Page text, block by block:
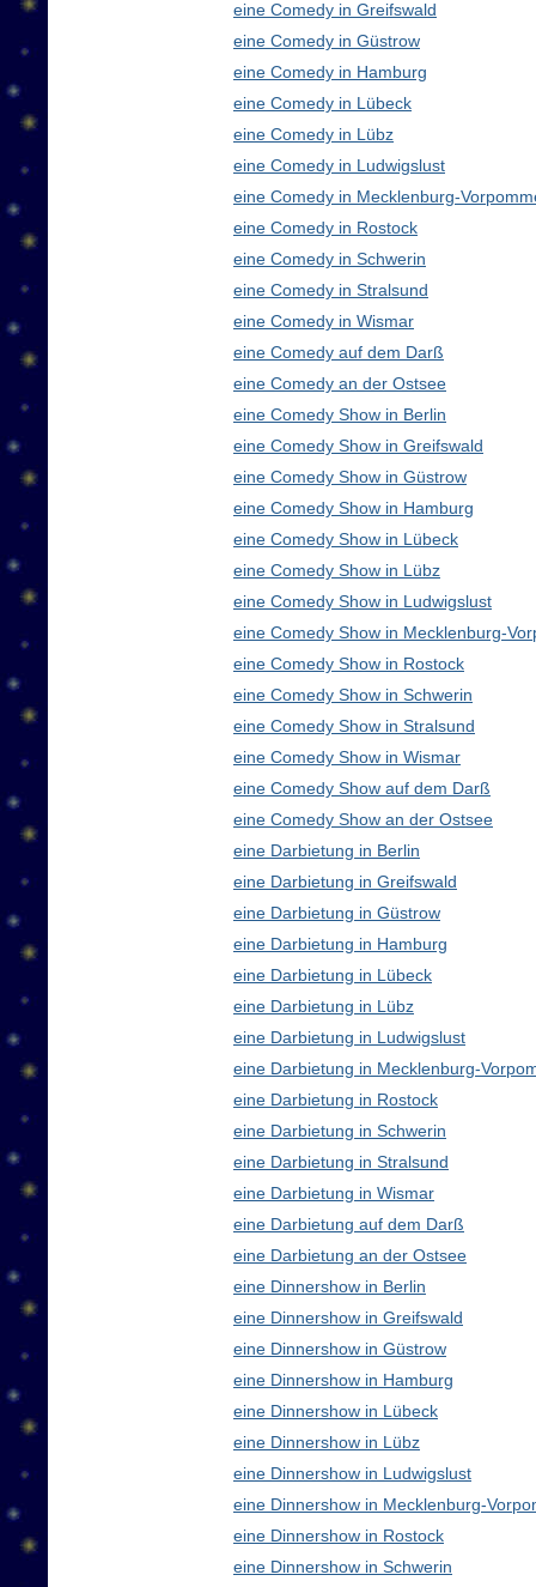
eine Comedy in Greifswald
eine Comedy in Güstrow
eine Comedy in Hamburg
eine Comedy in Lübeck
eine Comedy in Lübz
eine Comedy in Ludwigslust
eine Comedy in Mecklenburg-
eine Comedy in Rostock
eine Comedy in Schwerin
eine Comedy in Stralsund
eine Comedy in Wismar
eine Comedy auf dem Darß
eine Comedy an der Ostsee
eine Comedy Show in Berlin
eine Comedy Show in Greifswald
eine Comedy Show in Güstrow
eine Comedy Show in Hamburg
eine Comedy Show in Lübeck
eine Comedy Show in Lübz
eine Comedy Show in Ludwigslust
eine Comedy Show in Mecklenburg-
eine Comedy Show in Rostock
eine Comedy Show in Schwerin
eine Comedy Show in Stralsund
eine Comedy Show in Wismar
eine Comedy Show auf dem Darß
eine Comedy Show an der Ostsee
eine Darbietung in Berlin
eine Darbietung in Greifswald
eine Darbietung in Güstrow
eine Darbietung in Hamburg
eine Darbietung in Lübeck
eine Darbietung in Lübz
eine Darbietung in Ludwigslust
eine Darbietung in Mecklenburg-
eine Darbietung in Rostock
eine Darbietung in Schwerin
eine Darbietung in Stralsund
eine Darbietung in Wismar
eine Darbietung auf dem Darß
eine Darbietung an der Ostsee
eine Dinnershow in Berlin
eine Dinnershow in Greifswald
eine Dinnershow in Güstrow
eine Dinnershow in Hamburg
eine Dinnershow in Lübeck
eine Dinnershow in Lübz
eine Dinnershow in Ludwigslust
eine Dinnershow in Mecklenburg-
eine Dinnershow in Rostock
eine Dinnershow in Schwerin